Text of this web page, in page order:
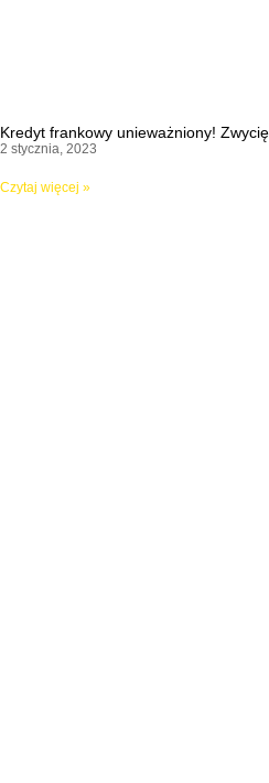
Kredyt frankowy unieważniony!
2 stycznia, 2023
Czytaj więcej »